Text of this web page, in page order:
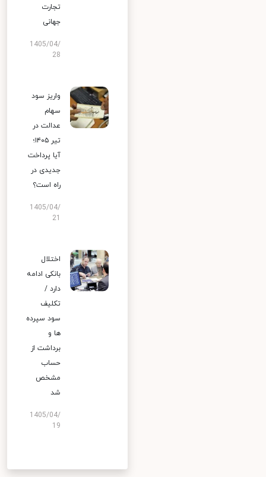
تجارت
جهانی
1405/04/
28
واریز سود
سهام
عدالت در
تیر ۱۴۰۵؛
آیا پرداخت
جدیدی در
راه است؟
1405/04/
اختلال
بانکی ادامه
دارد /
تکلیف
سود سپرده
ها و
برداشت از
حساب
مشخص
شد
1405/04/
19